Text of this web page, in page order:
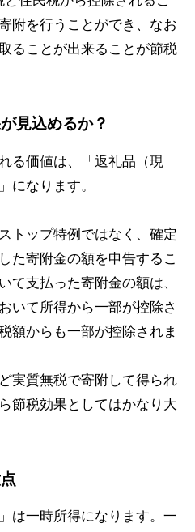
附を行うことができ、なお
ることが出来ることが節税
見込めるか？
る価値は、「返礼品（現
になります。
トップ特例ではなく、確定
た寄附金の額を申告するこ
て支払った寄附金の額は、
いて所得から一部が控除さ
額からも一部が控除されま
実質無税で寄附して得られ
節税効果としてはかなり大
は一時所得になります。一